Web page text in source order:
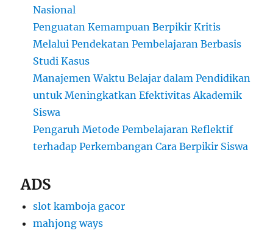
Nasional
Penguatan Kemampuan Berpikir Kritis
Melalui Pendekatan Pembelajaran Berbasis
Studi Kasus
Manajemen Waktu Belajar dalam Pendidikan
untuk Meningkatkan Efektivitas Akademik
Siswa
Pengaruh Metode Pembelajaran Reflektif
terhadap Perkembangan Cara Berpikir Siswa
ADS
slot kamboja gacor
mahjong ways